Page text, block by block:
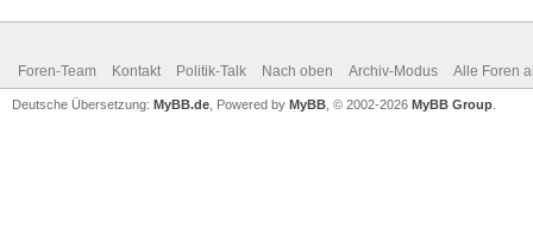
Foren-Team Kontakt Politik-Talk Nach oben Archiv-Modus Alle Foren
Deutsche Übersetzung: MyBB.de , Powered by MyBB , © 2002-2026 MyBB Group